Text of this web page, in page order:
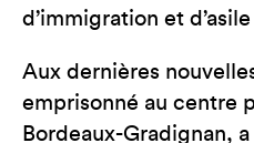
d’immigration et
Aux dernières
emprisonné au centre
Bordeaux-Gradignan,